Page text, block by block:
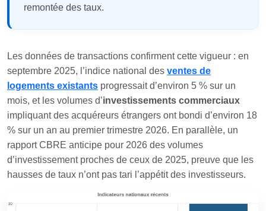
remontée des taux.
Les données de transactions confirment cette vigueur : en
septembre 2025, l’indice national des ventes de
logements existants progressait d’environ 5 % sur un
mois, et les volumes d’investissements commerciaux
impliquant des acquéreurs étrangers ont bondi d’environ 18
% sur un an au premier trimestre 2026. En parallèle, un
rapport CBRE anticipe pour 2026 des volumes
d’investissement proches de ceux de 2025, preuve que les
hausses de taux n’ont pas tari l’appétit des investisseurs.